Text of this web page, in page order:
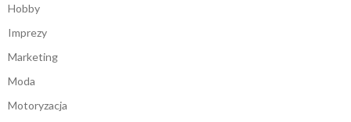
Hobby
Imprezy
Marketing
Moda
Motoryzacja